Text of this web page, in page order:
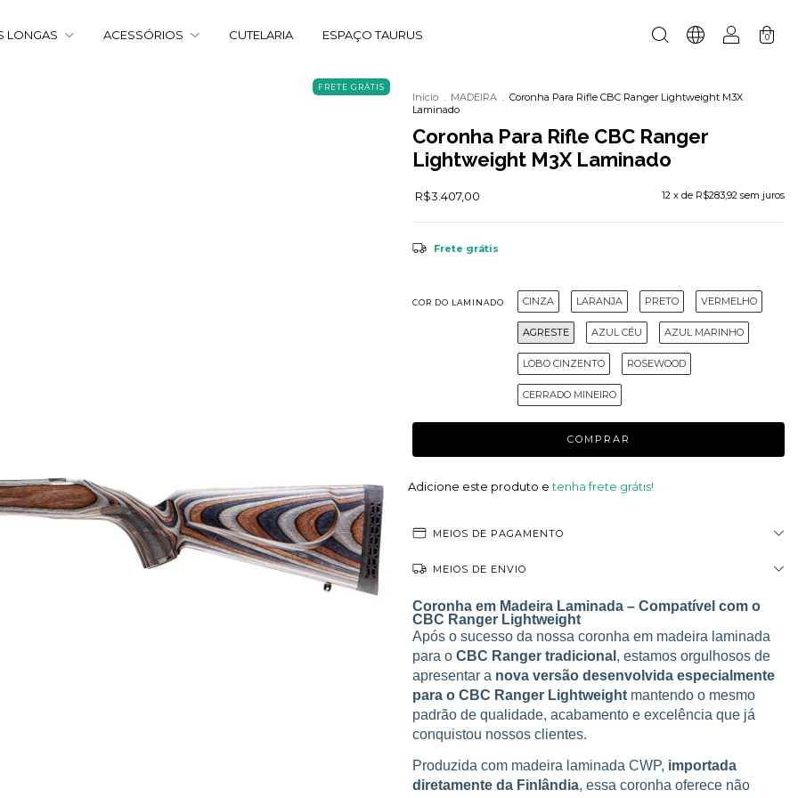
LONGAS ACESSÓRIOS CUTELARIA ESPAÇO TAURUS 0
FRETE GRÁTIS
Início . MADEIRA . Coronha Para Rifle CBC Ranger Lightweight M3X
Laminado
Coronha Para Rifle CBC Ranger
Lightweight M3X Laminado
R$3.407,00 12 x de R$283,92 sem juros
Frete grátis
COR DO LAMINADO CINZA LARANJA PRETO VERMELHO
AGRESTE AZUL CÉU AZUL MARINHO
LOBO CINZENTO ROSEWOOD
CERRADO MINEIRO
Adicione este produto etenha frete grátis!
MEIOS DE PAGAMENTO
MEIOS DE ENVIO
Coronha em Madeira Laminada – Compatível com o
CBC Ranger Lightweight
Após o sucesso da nossa coronha em madeira laminada
para o CBC Ranger tradicional , estamos orgulhosos de
apresentar a nova versão desenvolvida especialmente
para o CBC Ranger Lightweight mantendo o mesmo
padrão de qualidade, acabamento e excelência que já
conquistou nossos clientes.
Produzida com madeira laminada CWP, importada
diretamente da Finlândia, essa coronha oferece não